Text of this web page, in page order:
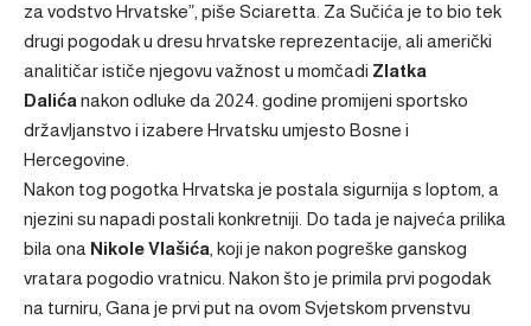
za vodstvo Hrvatske”, piše Sciaretta. Za Sučića je to bio tek
drugi pogodak u dresu hrvatske reprezentacije, ali američki
analitičar ističe njegovu važnost u momčadi Zlatka
Dalića nakon odluke da 2024. godine promijeni sportsko
državljanstvo i izabere Hrvatsku umjesto Bosne i
Hercegovine.
Nakon tog pogotka Hrvatska je postala sigurnija s loptom, a
njezini su napadi postali konkretniji. Do tada je najveća prilika
bila ona Nikole Vlašića , koji je nakon pogreške ganskog
vratara pogodio vratnicu. Nakon što je primila prvi pogodak
na turniru, Gana je prvi put na ovom Svjetskom prvenstvu